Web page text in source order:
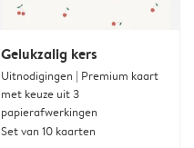
Gelukzalig kers
Uitnodigingen | Premium kaart
met keuze uit 3
papierafwerkingen
Set van 10 kaarten